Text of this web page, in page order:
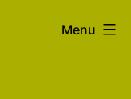
Menu